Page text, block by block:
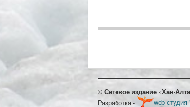
© Сетевое издание «Хан-
Разработка -
web-